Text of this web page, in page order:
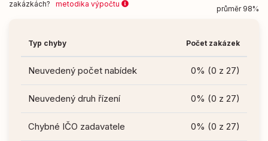
zakázkách? metodika výpočtu
průměr 98%
Typ chyby Počet zakázek
Neuvedený počet nabídek 0% (0 z 27)
Neuvedený druh řízení 0% (0 z 27)
Chybné IČO zadavatele 0% (0 z 27)